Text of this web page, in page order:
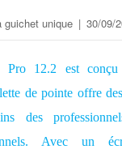
guichet unique | 30/09/
Pro 12.2 est
de pointe offre
des
Avec un